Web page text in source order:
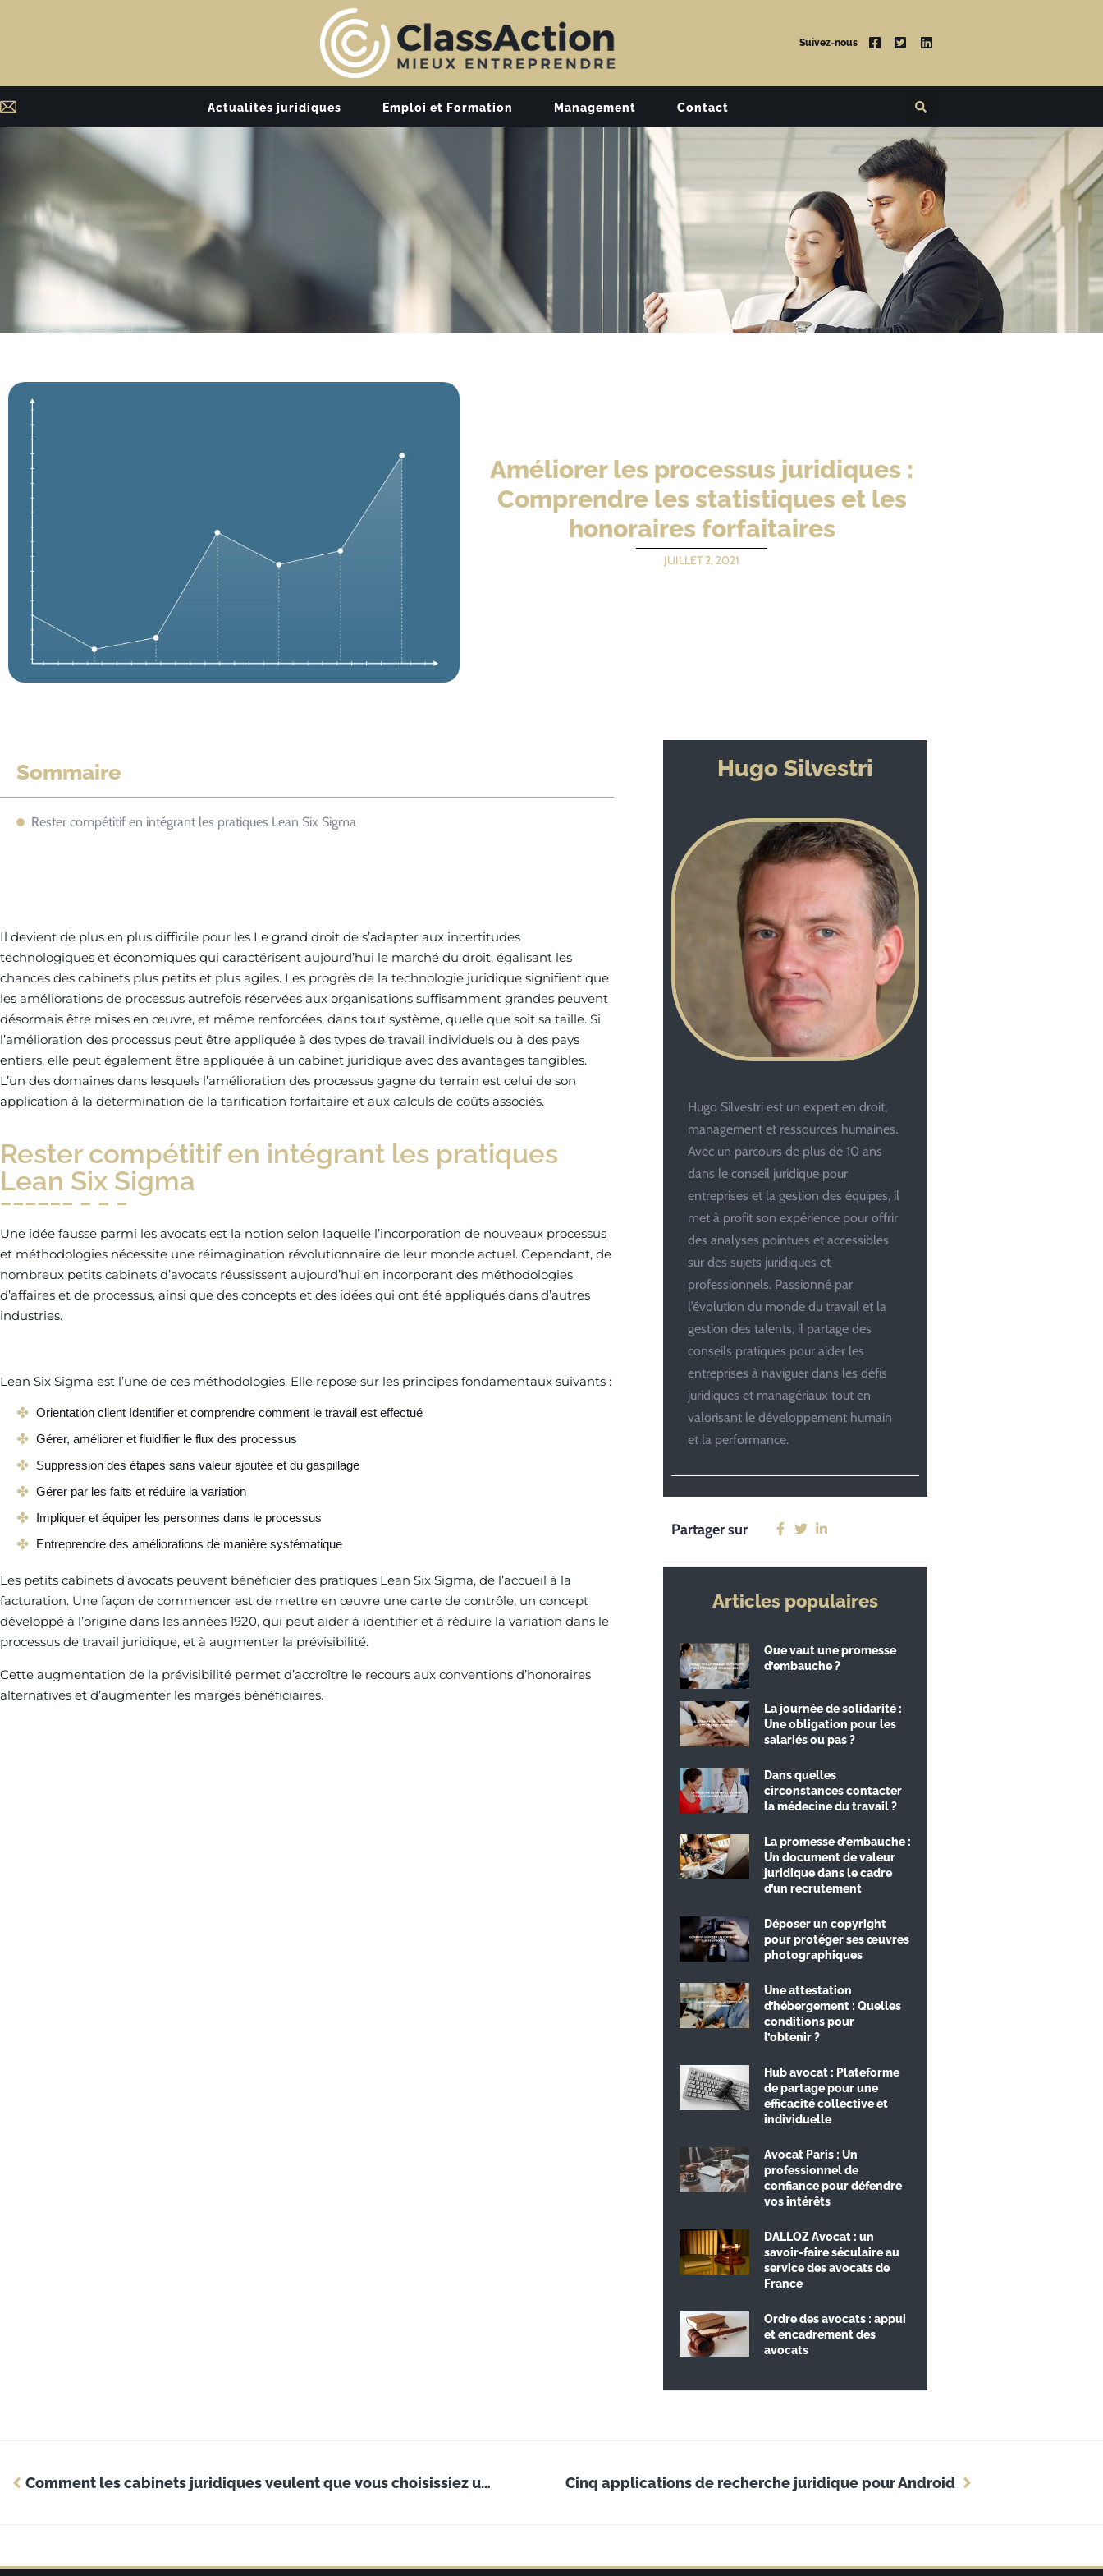
Suivez-nous
Actualités juridiques Emploi et Formation Management Contact
Améliorer les processus juridiques :
Comprendre les statistiques et les
honoraires forfaitaires
JUILLET 2, 2021
Sommaire
Rester compétitif en intégrant les pratiques Lean Six Sigma
Il devient de plus en plus difficile pour les Le grand droit de s’adapter aux incertitudes
technologiques et économiques qui caractérisent aujourd’hui le marché du droit, égalisant les
chances des cabinets plus petits et plus agiles. Les progrès de la technologie juridique signifient que
les améliorations de processus autrefois réservées aux organisations suffisamment grandes peuvent
désormais être mises en œuvre, et même renforcées, dans tout système, quelle que soit sa taille. Si
l’amélioration des processus peut être appliquée à des types de travail individuels ou à des pays
entiers, elle peut également être appliquée à un cabinet juridique avec des avantages tangibles.
L’un des domaines dans lesquels l’amélioration des processus gagne du terrain est celui de son
application à la détermination de la tarification forfaitaire et aux calculs de coûts associés.
Rester compétitif en intégrant les pratiques
Lean Six Sigma
Une idée fausse parmi les avocats est la notion selon laquelle l’incorporation de nouveaux processus
et méthodologies nécessite une réimagination révolutionnaire de leur monde actuel. Cependant, de
nombreux petits cabinets d’avocats réussissent aujourd’hui en incorporant des méthodologies
d’affaires et de processus, ainsi que des concepts et des idées qui ont été appliqués dans d’autres
industries.
Lean Six Sigma est l’une de ces méthodologies. Elle repose sur les principes fondamentaux suivants :
Orientation client Identifier et comprendre comment le travail est effectué
Gérer, améliorer et fluidifier le flux des processus
Suppression des étapes sans valeur ajoutée et du gaspillage
Gérer par les faits et réduire la variation
Impliquer et équiper les personnes dans le processus
Entreprendre des améliorations de manière systématique
Les petits cabinets d’avocats peuvent bénéficier des pratiques Lean Six Sigma, de l’accueil à la
facturation. Une façon de commencer est de mettre en œuvre une carte de contrôle, un concept
développé à l’origine dans les années 1920, qui peut aider à identifier et à réduire la variation dans le
processus de travail juridique, et à augmenter la prévisibilité.
Cette augmentation de la prévisibilité permet d’accroître le recours aux conventions d’honoraires
alternatives et d’augmenter les marges bénéficiaires.
Hugo Silvestri
Hugo Silvestri est un expert en droit,
management et ressources humaines.
Avec un parcours de plus de 10 ans
dans le conseil juridique pour
entreprises et la gestion des équipes, il
met à profit son expérience pour offrir
des analyses pointues et accessibles
sur des sujets juridiques et
professionnels. Passionné par
l’évolution du monde du travail et la
gestion des talents, il partage des
conseils pratiques pour aider les
entreprises à naviguer dans les défis
juridiques et managériaux tout en
valorisant le développement humain
et la performance.
Partager sur
Articles populaires
Que vaut une promesse
d’embauche ?
La journée de solidarité :
Une obligation pour les
salariés ou pas ?
Dans quelles
circonstances contacter
la médecine du travail ?
La promesse d’embauche :
Un document de valeur
juridique dans le cadre
d’un recrutement
Déposer un copyright
pour protéger ses œuvres
photographiques
Une attestation
d’hébergement : Quelles
conditions pour
l’obtenir ?
Hub avocat : Plateforme
de partage pour une
efficacité collective et
individuelle
Avocat Paris : Un
professionnel de
confiance pour défendre
vos intérêts
DALLOZ Avocat : un
savoir-faire séculaire au
service des avocats de
France
Ordre des avocats : appui
et encadrement des
avocats
Comment les cabinets juridiques veulent que vous choisissiez un nouveau cabinet et comment vous devriez le faire Cinq applications de recherche juridique pour Android